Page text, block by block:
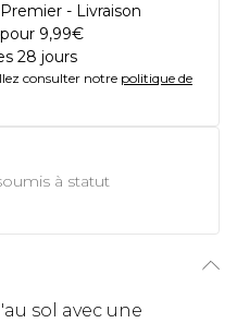
- Livraison
9,99€
28 jours
consulter notre politique de
à statut
sol avec une